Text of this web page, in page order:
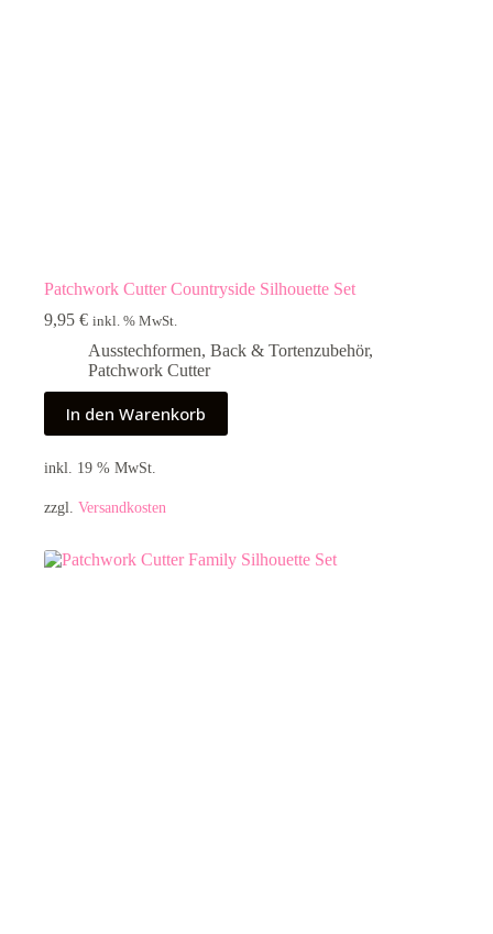
Patchwork Cutter Countryside Silhouette Set
9,95 € inkl. % MwSt.
Ausstechformen, Back & Tortenzubehör,
Patchwork Cutter
In den Warenkorb
inkl. 19 % MwSt.
zzgl. Versandkosten